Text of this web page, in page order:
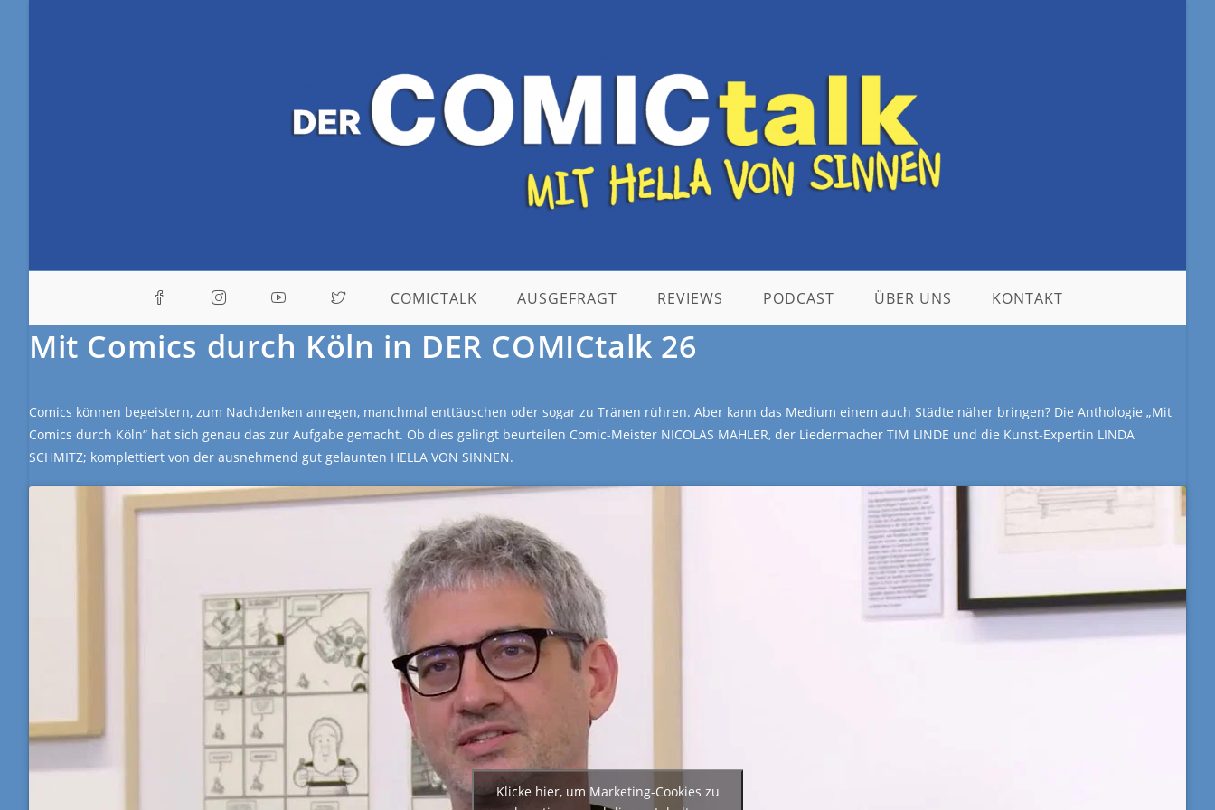
COMICTALK AUSGEFRAGT REVIEWS PODCAST ÜBER UNS KONTAKT
Mit Comics durch Köln in DER COMICtalk 26
Comics können begeistern, zum Nachdenken anregen, manchmal enttäuschen oder sogar zu Tränen rühren. Aber kann das Medium einem auch Städte näher bringen? Die Anthologie „Mit
Comics durch Köln“ hat sich genau das zur Aufgabe gemacht. Ob dies gelingt beurteilen Comic-Meister NICOLAS MAHLER, der Liedermacher TIM LINDE und die Kunst-Expertin LINDA
SCHMITZ; komplettiert von der ausnehmend gut gelaunten HELLA VON SINNEN.
Klicke hier, um Marketing-Cookies zu